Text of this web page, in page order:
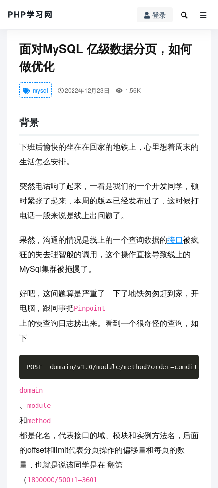
登录
PHP学习网 面对MySQL 亿级数据分页，如何做优化
面对MySQL 亿级数据分页，如何
做优化
mysql 2022年12月23日 1.56K
背景
下班后愉快的坐在在回家的地铁上，心里想着周末的
生活怎么安排。
突然电话响了起来，一看是我们的一个开发同学，顿
时紧张了起来，本周的版本已经发布过了，这时候打
电话一般来说是线上出问题了。
果然，沟通的情况是线上的一个查询数据的接口被疯
狂的失去理智般的调用，这个操作直接导致线上的
MySql集群被拖慢了。
好吧，这问题算是严重了，下了地铁匆匆赶到家，开
电脑，跟同事把Pinpoint
上的慢查询日志捞出来。看到一个很奇怪的查询，如
下
domain
、 module
和method
都是化名，代表接口的域、模块和实例方法名，后面
的offset和limit代表分页操作的偏移量和每页的数
量，也就是说该同学是在 翻第
（1800000/500+1=3601